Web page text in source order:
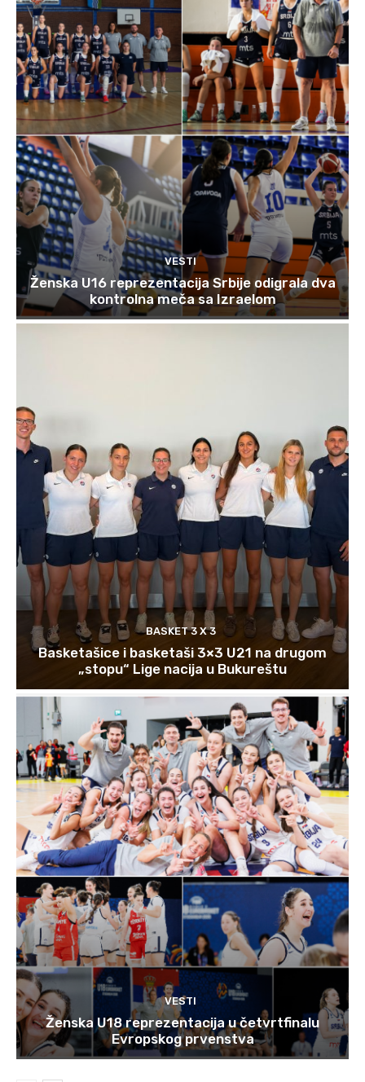
VESTI
Ženska U16 reprezentacija Srbije odigrala dva
kontrolna meča sa Izraelom
BASKET 3 X 3
Basketašice i basketaši 3×3 U21 na drugom
„stopu“ Lige nacija u Bukureštu
VESTI
Ženska U18 reprezentacija u četvrtfinalu
Evropskog prvenstva